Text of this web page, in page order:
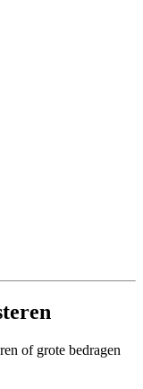
of grote bedragen